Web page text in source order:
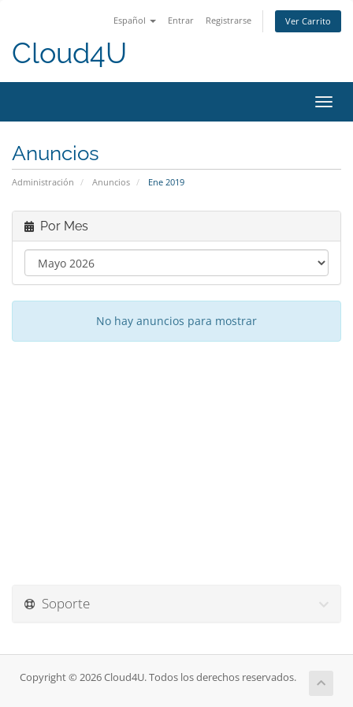
Español Entrar Registrarse Ver Carrito
Cloud4U
Anuncios
Administración Anuncios Ene 2019
Por Mes
No hay anuncios para mostrar
Soporte
Copyright © 2026 Cloud4U. Todos los derechos reservados.